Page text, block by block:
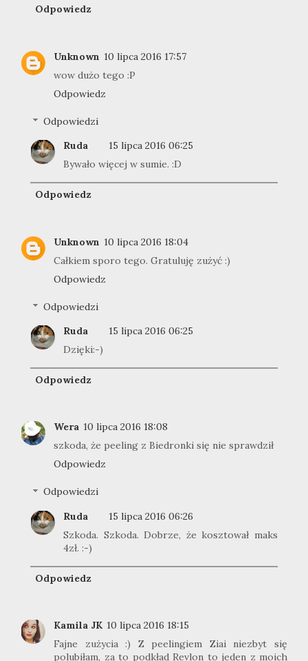
Odpowiedz
Unknown 10 lipca 2016 17:57
wow dużo tego :P
Odpowiedz
Odpowiedzi
Ruda
15 lipca 2016 06:25
Bywało więcej w sumie. :D
Odpowiedz
Unknown 10 lipca 2016 18:04
Całkiem sporo tego. Gratuluję zużyć :)
Odpowiedz
Odpowiedzi
Ruda
15 lipca 2016 06:25
Dzięki:-)
Odpowiedz
Wera 10 lipca 2016 18:08
szkoda, że peeling z Biedronki się nie sprawdził
Odpowiedz
Odpowiedzi
Ruda
15 lipca 2016 06:26
Szkoda. Szkoda. Dobrze, że kosztował maks
4zł. :-)
Odpowiedz
Kamila JK 10 lipca 2016 18:15
Fajne zużycia :) Z peelingiem Ziai niezbyt się
polubiłam, za to podkład Revlon to jeden z moich